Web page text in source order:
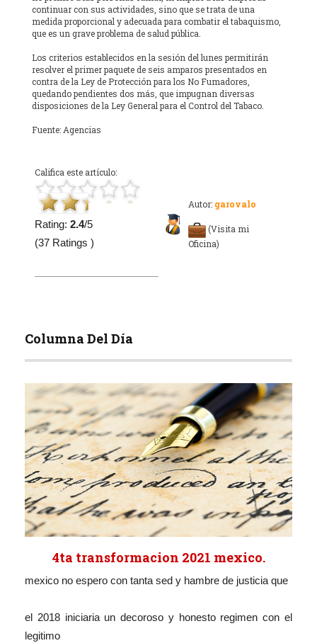
continuar con sus actividades, sino que se trata de una
medida proporcional y adecuada para combatir el tabaquismo,
que es un grave problema de salud pública.
Los criterios establecidos en la sesión del lunes permitirán
resolver el primer paquete de seis amparos presentados en
contra de la Ley de Protección para los No Fumadores,
quedando pendientes dos más, que impugnan diversas
disposiciones de la Ley General para el Control del Tabaco.
Fuente: Agencias
Califica este artículo:
Rating: 2.4/5
(37 Ratings )
Autor: garovalo
(Visita mi
Oficina)
Columna Del Día
4ta transformacion 2021 mexico.
mexico no espero con tanta sed y hambre de justicia que
el 2018 iniciaria un decoroso y honesto regimen con el
legitimo